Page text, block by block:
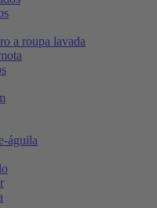
a roupa lavada
águila